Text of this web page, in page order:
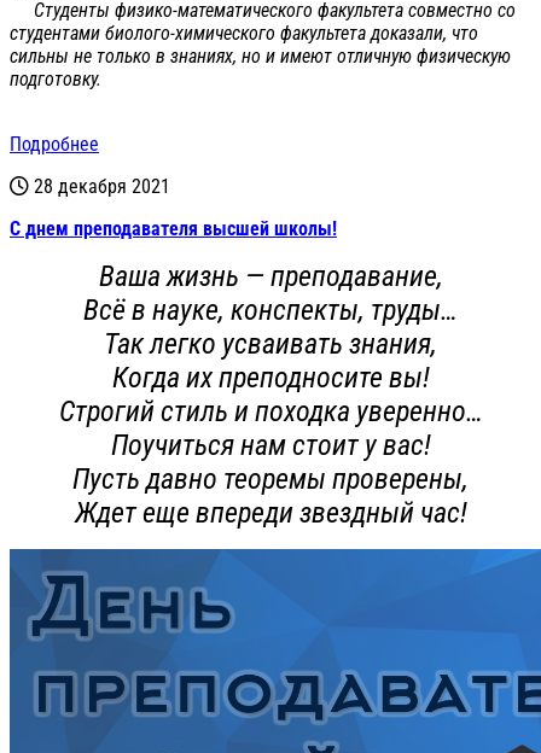
Студенты физико-математического факультета совместно со
студентами биолого-химического факультета доказали, что
сильны не только в знаниях, но и имеют отличную физическую
подготовку.
Подробнее
28 декабря 2021
С днем преподавателя высшей школы!
Ваша жизнь — преподавание,
Всё в науке, конспекты, труды…
Так легко усваивать знания,
Когда их преподносите вы!
Строгий стиль и походка уверенно…
Поучиться нам стоит у вас!
Пусть давно теоремы проверены,
Ждет еще впереди звездный час!